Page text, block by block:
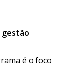
gestão
é o foco